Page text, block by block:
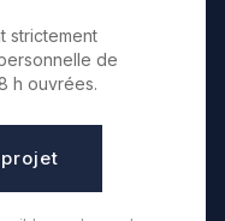
strictement
de
h ouvrées.